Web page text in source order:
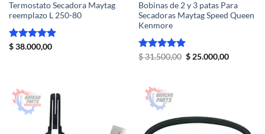
Termostato Secadora Maytag
reemplazo L 250-80
Valorado
$38.000,00
Bobinas de 2 y 3 patas Para
Secadoras Maytag Speed Queen
Kenmore
Valorado
$31.500,00 El
$25.000,00El